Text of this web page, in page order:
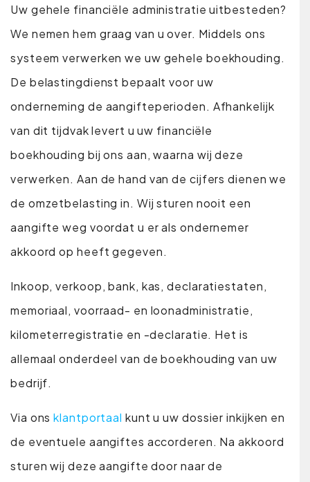
Uw gehele financiële administratie uitbesteden?
We nemen hem graag van u over. Middels ons
systeem verwerken we uw gehele boekhouding.
De belastingdienst bepaalt voor uw
onderneming de aangifteperioden. Afhankelijk
van dit tijdvak levert u uw financiële
boekhouding bij ons aan, waarna wij deze
verwerken. Aan de hand van de cijfers dienen we
de omzetbelasting in. Wij sturen nooit een
aangifte weg voordat u er als ondernemer
akkoord op heeft gegeven.
Inkoop, verkoop, bank, kas, declaratiestaten,
memoriaal, voorraad- en loonadministratie,
kilometerregistratie en -declaratie. Het is
allemaal onderdeel van de boekhouding van uw
bedrijf.
Via onsklantportaal kunt u uw dossier inkijken en
de eventuele aangiftes accorderen. Na akkoord
sturen wij deze aangifte door naar de